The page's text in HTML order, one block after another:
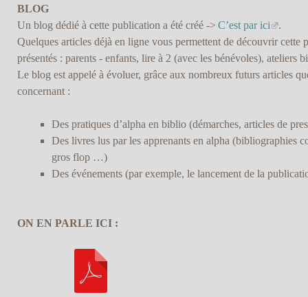
BLOG
Un blog dédié à cette publication a été créé -> C’est par ici
.
Quelques articles déjà en ligne vous permettent de découvrir cette
présentés : parents - enfants, lire à 2 (avec les bénévoles), ateliers
Le blog est appelé à évoluer, grâce aux nombreux futurs articles
concernant :
Des pratiques d’alpha en biblio (démarches, articles de
Des livres lus par les apprenants en alpha (bibliographies
gros flop …)
Des événements (par exemple, le lancement de la
ON EN PARLE ICI :